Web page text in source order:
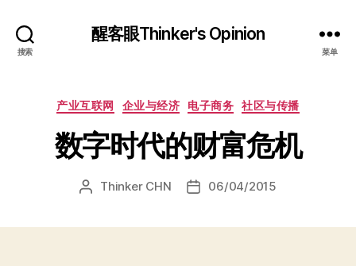
搜索
醒客眼Thinker's Opinion
菜单
分
产业互联网 企业与经济 电子商务 社区与传播
数字时代的财富危机
文 Thinker CHN
发 06/04/2015